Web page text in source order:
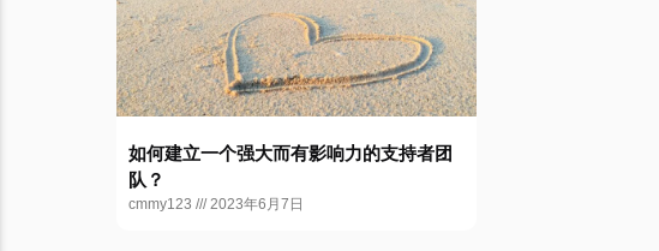
如何建立一个强大而有影响力的支持者团
队？
cmmy123 2023年6月7日